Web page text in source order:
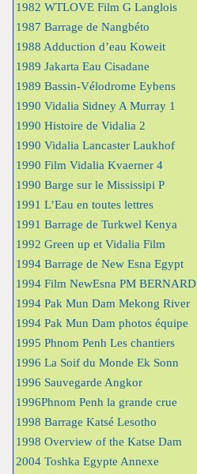
1982 WTLOVE Film G Langlois
1987 Barrage de Nangbéto
1988 Adduction d’eau Koweit
1989 Jakarta Eau Cisadane
1989 Bassin-Vélodrome Eybens
1990 Vidalia Sidney A Murray 1
1990 Histoire de Vidalia 2
1990 Vidalia Lancaster Laukhof
1990 Film Vidalia Kvaerner 4
1990 Barge sur le Mississipi P
1991 L’Eau en toutes lettres
1991 Barrage de Turkwel Kenya
1992 Green up et Vidalia Film
1994 Barrage de New Esna Egypt
1994 Film NewEsna PM BERNARD
1994 Pak Mun Dam Mekong River
1994 Pak Mun Dam photos équipe
1995 Phnom Penh Les chantiers
1996 La Soif du Monde Ek Sonn
1996 Sauvegarde Angkor
1996Phnom Penh la grande crue
1998 Barrage Katsé Lesotho
1998 Overview of the Katse Dam
2004 Toshka Egypte Annexe